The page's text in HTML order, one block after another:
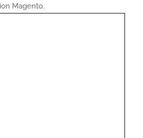
Magento.